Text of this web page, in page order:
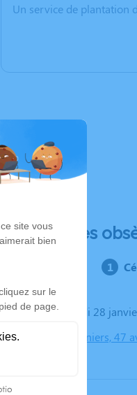
Un service de plantation
Déroulé des
Le vendredi 28
Église Fargniers, 47